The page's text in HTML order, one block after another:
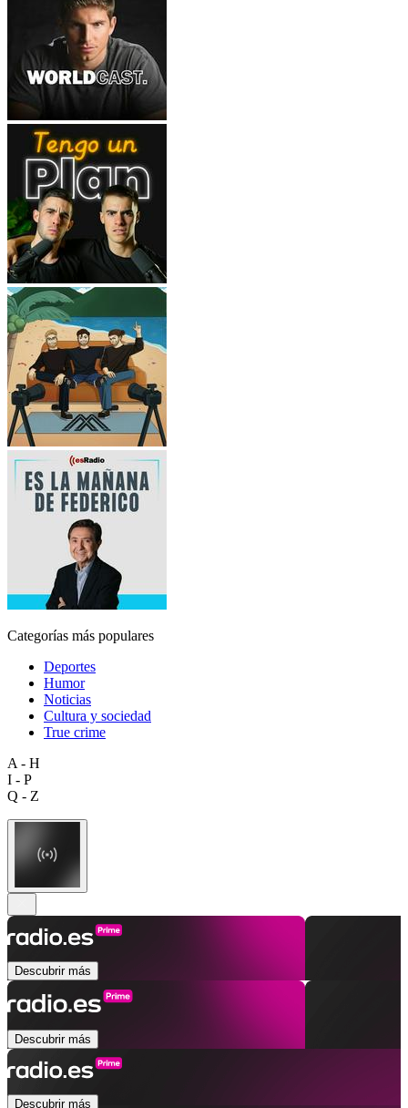
Categorías más populares
Deportes
Humor
Noticias
Cultura y sociedad
True crime
A - H
I - P
Q - Z
Descubrir más
Descubrir más
Descubrir más